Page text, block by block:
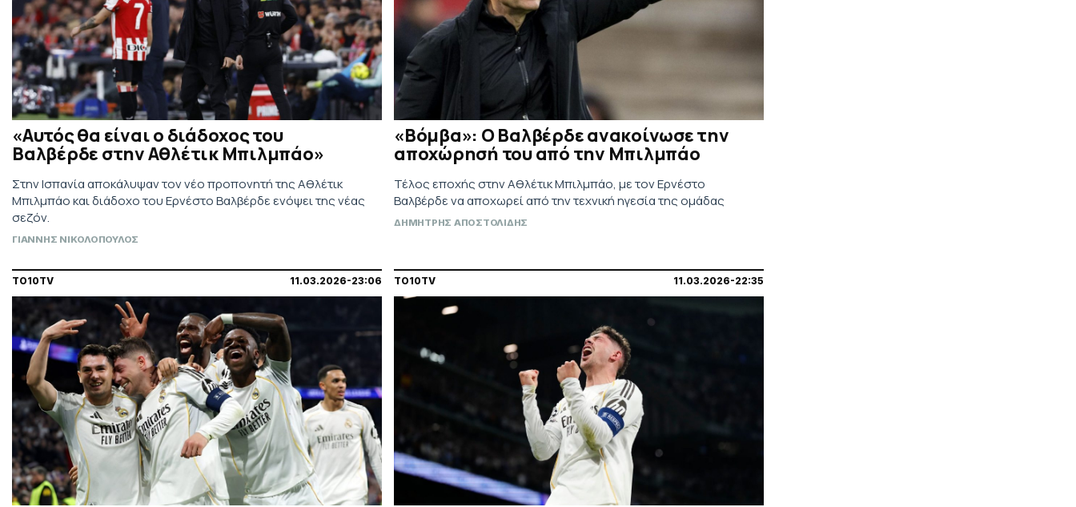
«Αυτός θα είναι ο διάδοχος του
Βαλβέρδε στην Αθλέτικ Μπιλμπάο»
Στην Ισπανία αποκάλυψαν τον νέο προπονητή της Αθλέτικ
Μπιλμπάο και διάδοχο του Ερνέστο Βαλβέρδε ενόψει της νέας
σεζόν.
ΓΙΑΝΝΗΣ ΝΙΚΟΛΟΠΟΥΛΟΣ
«Βόμβα»: Ο Βαλβέρδε ανακοίνωσε την
αποχώρησή του από την Μπιλμπάο
Τέλος εποχής στην Αθλέτικ Μπιλμπάο, με τον Ερνέστο
Βαλβέρδε να αποχωρεί από την τεχνική ηγεσία της ομάδας
ΔΗΜΗΤΡΗΣ ΑΠΟΣΤΟΛΙΔΗΣ
TO10TV 11.03.2026-23:06 TO10TV 11.03.2026-22:35